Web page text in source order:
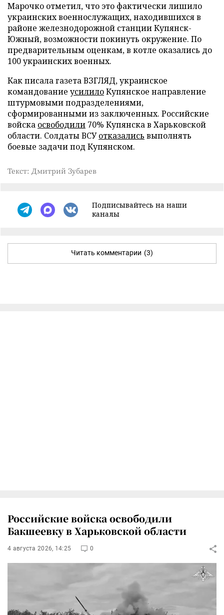
Марочко отметил, что это фактически лишило
украинских военнослужащих, находившихся в
районе железнодорожной станции Купянск-
Южный, возможности покинуть окружение. По
предварительным оценкам, в котле оказались до
100 украинских военных.
Как писала газета ВЗГЛЯД, украинское
командование усилилоКупянское направление
штурмовыми подразделениями,
сформированными из заключенных. Российские
войска освободили 70% Купянска в Харьковской
области. Солдаты ВСУотказались выполнять
боевые задачи под Купянском.
Текст: Дмитрий Зубарев
Подписывайтесь на наши
каналы
Читать комментарии (3)
Российские войска освободили
Бакшеевку в Харьковской области
4 августа 2026, 14:25 0